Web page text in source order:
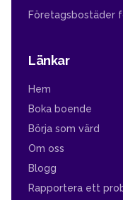
Företagsbostäder
Länkar
Hem
Boka boende
Börja som värd
Om oss
Blogg
Rapportera ett